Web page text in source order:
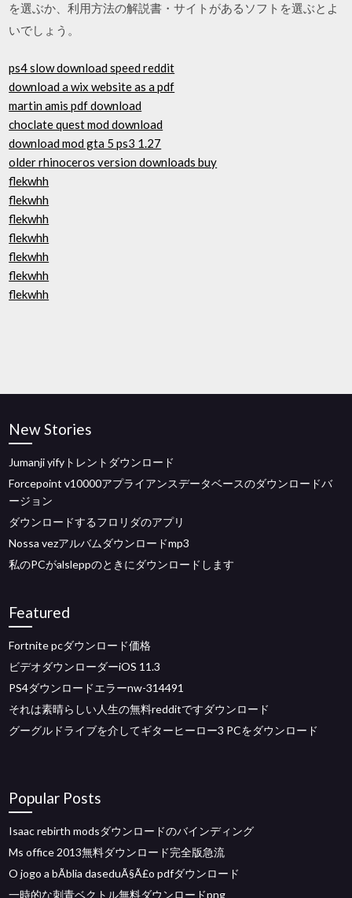
を選ぶか、利用方法の解説書・サイトがあるソフトを選ぶとよ
いでしょう。
ps4 slow download speed reddit
download a wix website as a pdf
martin amis pdf download
choclate quest mod download
download mod gta 5 ps3 1.27
older rhinoceros version downloads buy
flekwhh
flekwhh
flekwhh
flekwhh
flekwhh
flekwhh
flekwhh
New Stories
Jumanji yifyトレントダウンロード
Forcepoint v10000アプライアンスデータベースのダウンロードバ
ージョン
ダウンロードするフロリダのアプリ
Nossa vezアルバムダウンロードmp3
私のPCがalsleppのときにダウンロードします
Featured
Fortnite pcダウンロード価格
ビデオダウンローダーiOS 11.3
PS4ダウンロードエラーnw-314491
それは素晴らしい人生の無料redditですダウンロード
グーグルドライブを介してギターヒーロー3 PCをダウンロード
Popular Posts
Isaac rebirth modsダウンロードのバインディング
Ms office 2013無料ダウンロード完全版急流
O jogo a bÃ­blia daseduÃ§Ã£o pdfダウンロード
一時的な刺青ベクトル無料ダウンロードpng